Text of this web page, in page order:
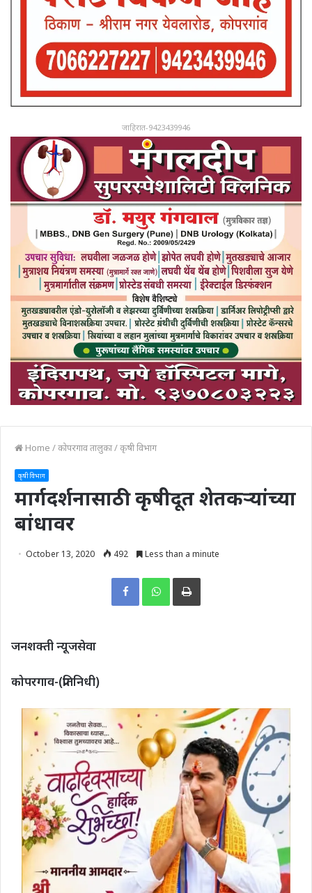
जाहिरात-9423439946
Home /कोपरगाव तालुका/कृषी विभाग
कृषी विभाग
मार्गदर्शनासाठी कृषीदूत शेतकऱ्यांच्या
बांधावर
October 13, 2020 492 Less than a minute
Print
जनशक्ती न्यूजसेवा
कोपरगाव-(प्रतिनिधी)